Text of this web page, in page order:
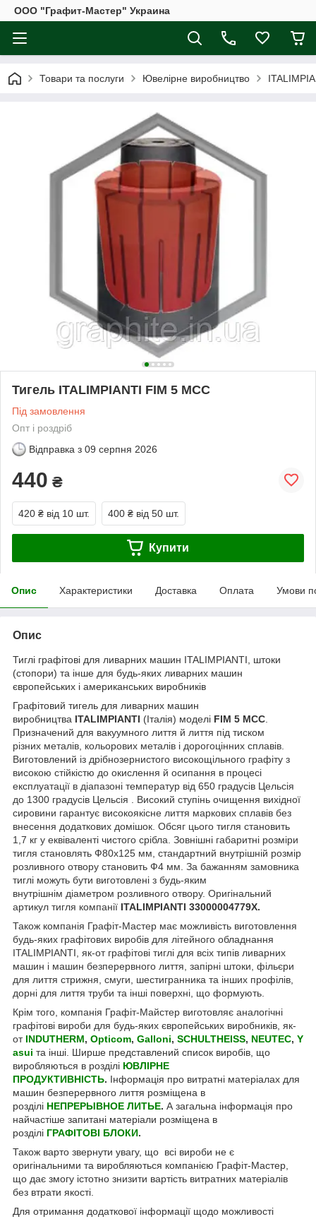
ООО "Графит-Мастер" Украина
Товари та послуги Ювелірне виробництво
Тигель ITALIMPIANTI FIM 5 MCC
Під замовлення
Опт і роздріб
Відправка з 09 серпня 2026
440 ₴
420 ₴ від 10 шт. 400 ₴ від 50 шт.
Купити
Опис Характеристики Доставка Оплата Умови
Опис
Тиглі графітові для ливарних машин ITALIMPIANTI, штоки
(стопори) та інше для будь-яких ливарних машин
європейських і американських виробників
Графітовий тигель для ливарних машин
виробництва ITALIMPIANTI (Італія) моделі FIM 5 MCC
Призначений для вакуумного лиття й лиття під тиском
різних металів, кольорових металів і дорогоцінних сплавів.
Виготовлений із дрібнозернистого високощільного графіту з
високою стійкістю до окислення й осипання в процесі
експлуатації в діапазоні температур від 650 градусів Цельсія
до 1300 градусів Цельсія . Високий ступінь очищення вихідної
сировини гарантує високоякісне лиття маркових сплавів без
внесення додаткових домішок. Обсяг цього тигля становить
1,7 кг у еквіваленті чистого срібла. Зовнішні габаритні розміри
тигля становлять Ф80х125 мм, стандартний внутрішній розмір
розливного отвору становить Ф4 мм. За бажанням замовника
тиглі можуть бути виготовлені з будь-яким
внутрішнім діаметром розливного отвору. Оригінальний
артикул тигля компанії ITALIMPIANTI 33000004779X.
Також компанія Графіт-Мастер має можливість виготовлення
будь-яких графітових виробів для літейного обладнання
ITALIMPIANTI, як-от графітові тиглі для всіх типів ливарних
машин і машин безперервного лиття, запірні штоки, фільєри
для лиття стрижня, смуги, шестигранника та інших профілів,
дорні для лиття труби та інші поверхні, що формують.
Крім того, компанія Графіт-Майстер виготовляє аналогічні
графітові вироби для будь-яких європейських виробників, як-
от INDUTHERM, Opticom, Galloni, SCHULTHEISS, NEUTEC, Y
asui та інші. Ширше представлений список виробів, що
виробляються в розділі ЮВЛІРНЕ
ПРОДУКТИВНІСТЬ. Інформація про витратні матеріалах для
машин безперервного лиття розміщена в
розділі НЕПРЕРЫВНОЕ ЛИТЬЕ. А загальна інформація про
найчастіше запитані матеріали розміщена в
розділі ГРАФІТОВІ БЛОКИ.
Також варто звернути увагу, що всі вироби не є
оригінальними та виробляються компанією Графіт-Мастер,
що дає змогу істотно знизити вартість витратних матеріалів
без втрати якості.
Для отримання додаткової інформації щодо можливості